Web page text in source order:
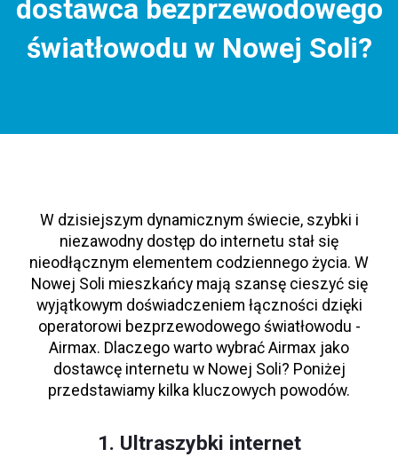
dostawca bezprzewodowego
światłowodu w Nowej Soli?
W dzisiejszym dynamicznym świecie, szybki i
niezawodny dostęp do internetu stał się
nieodłącznym elementem codziennego życia. W
Nowej Soli mieszkańcy mają szansę cieszyć się
wyjątkowym doświadczeniem łączności dzięki
operatorowi bezprzewodowego światłowodu -
Airmax. Dlaczego warto wybrać Airmax jako
dostawcę internetu w Nowej Soli? Poniżej
przedstawiamy kilka kluczowych powodów.
1. Ultraszybki internet